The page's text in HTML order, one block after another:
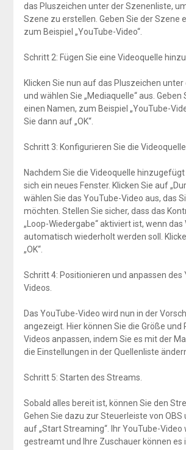
das Pluszeichen unter der Szenenliste,
Szene zu erstellen. Geben Sie der Szene
zum Beispiel „YouTube-Video“.
Schritt 2: Fügen Sie eine Videoquelle hinzu.
Klicken Sie nun auf das Pluszeichen
und wählen Sie „Mediaquelle“ aus. Geben
einen Namen, zum Beispiel „YouTube-
Sie dann auf „OK“.
Schritt 3: Konfigurieren Sie die Videoquelle.
Nachdem Sie die Videoquelle
sich ein neues Fenster. Klicken Sie auf
wählen Sie das YouTube-Video aus, das
möchten. Stellen Sie sicher, dass das
„Loop-Wiedergabe“ aktiviert ist, wenn das
automatisch wiederholt werden soll.
„OK“.
Schritt 4: Positionieren und anpassen des
Videos.
Das YouTube-Video wird nun in der
angezeigt. Hier können Sie die Größe und
Videos anpassen, indem Sie es mit der
die Einstellungen in der Quellenliste
Schritt 5: Starten des Streams.
Sobald alles bereit ist, können Sie den
Gehen Sie dazu zur Steuerleiste von OBS
auf „Start Streaming“. Ihr YouTube-Video
gestreamt und Ihre Zuschauer können es